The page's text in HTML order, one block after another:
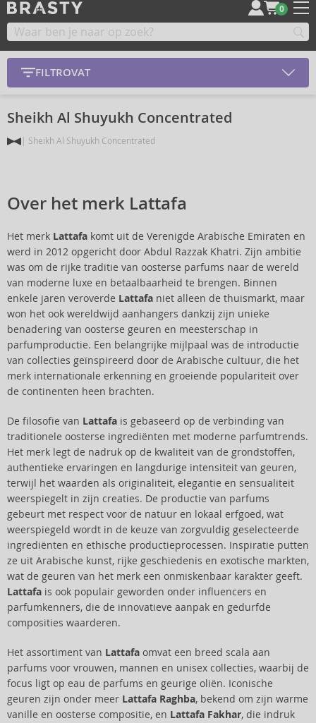
0
FILTROVAT
Sheikh Al Shuyukh Concentrated
Sheikh Al Shuyukh Concentrated
Over het merk Lattafa
Het merk Lattafa komt uit de Verenigde Arabische Emiraten en
werd in 2012 opgericht door Abdul Razzak Khatri. Zijn ambitie
was om de rijke traditie van oosterse parfums naar de wereld
van moderne luxe en betaalbaarheid te brengen. Binnen
enkele jaren veroverde Lattafa niet alleen de thuismarkt, maar
won het ook wereldwijd aanhangers dankzij zijn unieke
benadering van oosterse geuren en meesterschap in
parfumproductie. Een belangrijke mijlpaal was de introductie
van collecties geïnspireerd door de Arabische cultuur, die het
merk internationale erkenning en groeiende populariteit over
de continenten heen brachten.
De filosofie van Lattafa is gebaseerd op de verbinding van
traditionele oosterse ingrediënten met moderne parfumtrends.
Het merk legt de nadruk op de kwaliteit van de grondstoffen,
authentieke ervaringen en langdurige intensiteit van geuren,
terwijl het waarden als originaliteit, elegantie en sensualiteit
weerspiegelt in zijn creaties. De productie van parfums
gebeurt met respect voor de natuur en lokaal erfgoed, wat
weerspiegeld wordt in de keuze van zorgvuldig geselecteerde
ingrediënten en ethische productieprocessen. Inspiratie putten
ze uit Arabische kunst, rijke geschiedenis en exotische markten,
wat de geuren van het merk een onmiskenbaar karakter geeft.
Lattafa is ook populair geworden onder influencers en
parfumkenners, die de innovatieve aanpak en gedurfde
composities waarderen.
Het assortiment van Lattafa omvat een breed scala aan
parfums voor vrouwen, mannen en unisex collecties, waarbij de
focus ligt op eau de parfums en geurige oliën. Iconische
geuren zijn onder meer Lattafa Raghba, bekend om zijn warme
vanille en oosterse compositie, en Lattafa Fakhar, die indruk